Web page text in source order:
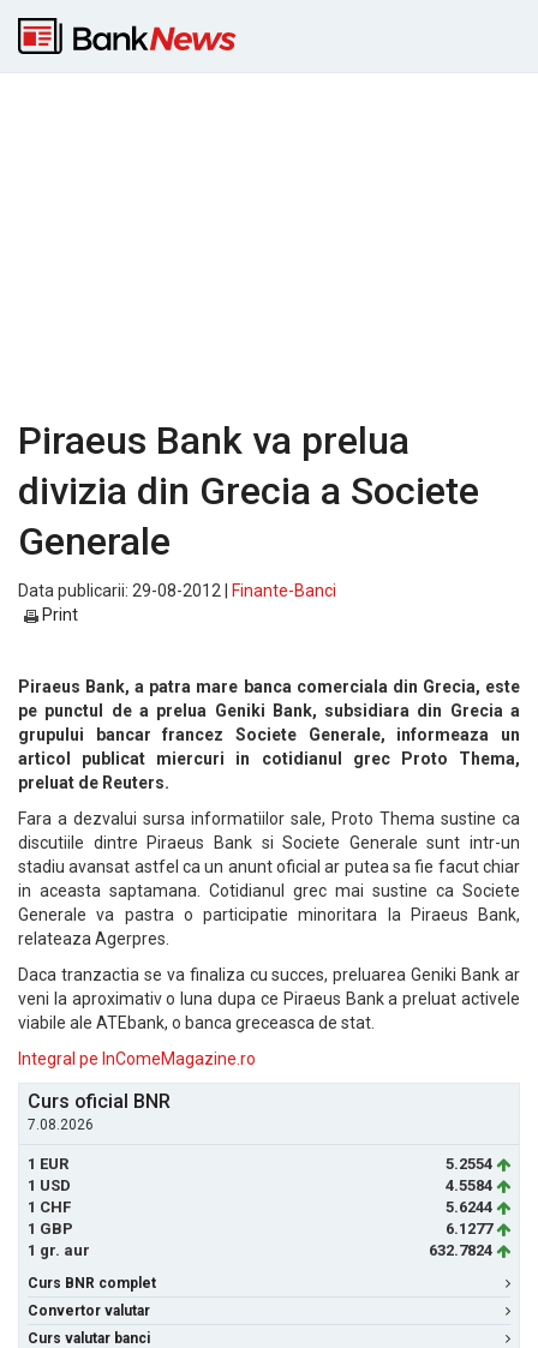
Piraeus Bank va prelua
divizia din Grecia a Societe
Generale
Data publicarii: 29-08-2012 |
Finante-Banci
Print
Piraeus Bank, a patra mare banca comerciala din Grecia, este
pe punctul de a prelua Geniki Bank, subsidiara din Grecia a
grupului bancar francez Societe Generale, informeaza un
articol publicat miercuri in cotidianul grec Proto Thema,
preluat de Reuters.
Fara a dezvalui sursa informatiilor sale, Proto Thema sustine ca
discutiile dintre Piraeus Bank si Societe Generale sunt intr-un
stadiu avansat astfel ca un anunt oficial ar putea sa fie facut chiar
in aceasta saptamana. Cotidianul grec mai sustine ca Societe
Generale va pastra o participatie minoritara la Piraeus Bank,
relateaza Agerpres.
Daca tranzactia se va finaliza cu succes, preluarea Geniki Bank ar
veni la aproximativ o luna dupa ce Piraeus Bank a preluat activele
viabile ale ATEbank, o banca greceasca de stat.
Integral pe InComeMagazine.ro
Curs oficial BNR
7.08.2026
1 EUR
5.2554
1 USD
4.5584
1 CHF
5.6244
1 GBP
6.1277
1 gr. aur
632.7824
Curs BNR complet
Convertor valutar
Curs valutar banci